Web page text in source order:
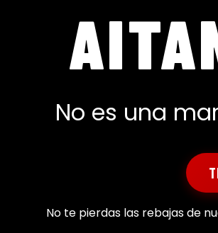
No es una
No te pierdas las rebajas de